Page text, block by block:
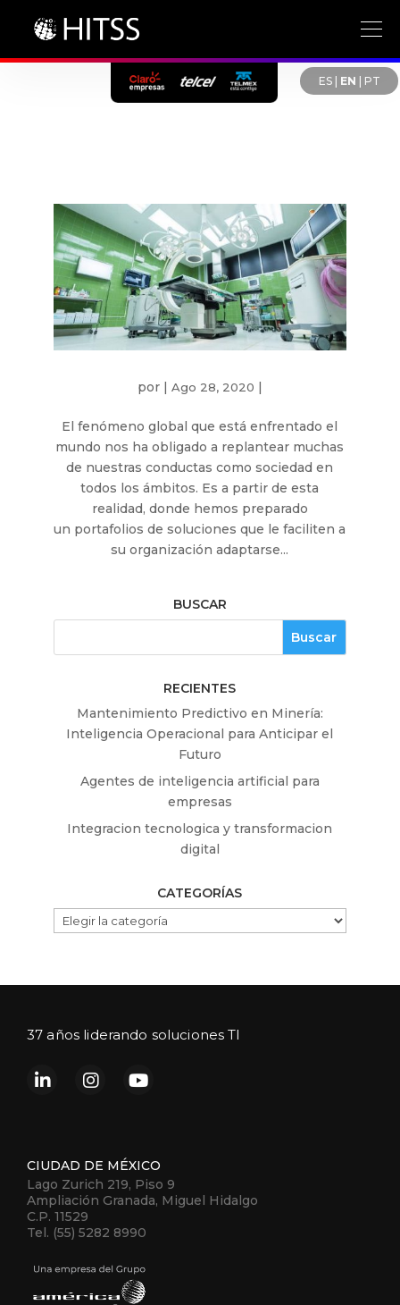
ES| EN PT
por | Ago 28, 2020 |
El fenómeno global que está enfrentado el
mundo nos ha obligado a replantear muchas
de nuestras conductas como sociedad en
todos los ámbitos. Es a partir de esta
realidad, donde hemos preparado
un portafolios de soluciones que le faciliten a
su organización adaptarse...
BUSCAR
RECIENTES
Mantenimiento Predictivo en Minería:
Inteligencia Operacional para Anticipar el
Futuro
Agentes de inteligencia artificial para
empresas
Integracion tecnologica y transformacion
digital
CATEGORÍAS
CATEGORÍAS
37 años liderando soluciones TI
CIUDAD DE MÉXICO
Lago Zurich 219, Piso 9
Ampliación Granada, Miguel Hidalgo
C.P. 11529
Tel. (55) 5282 8990